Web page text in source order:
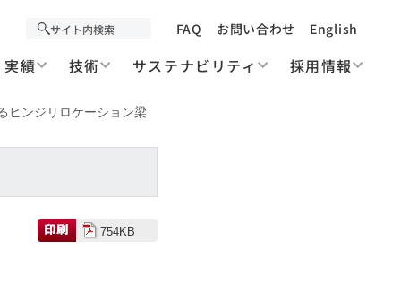
FAQ お問い合わせ English
実績 技術 サステナビリティ 採用情報
ヒンジリロケーション梁
754KB